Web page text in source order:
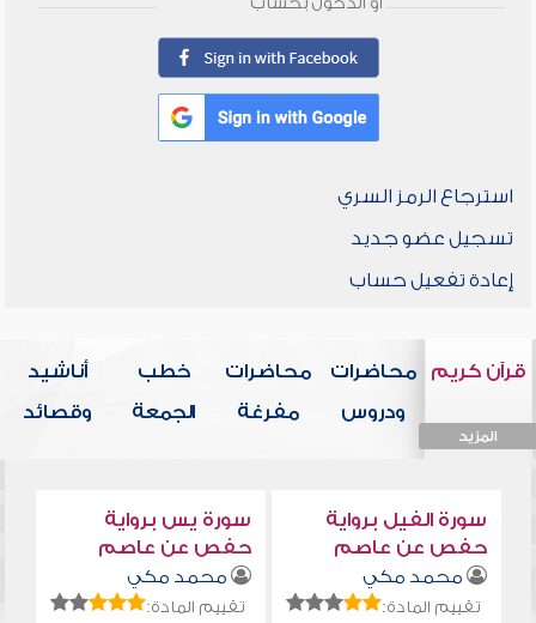
استرجاع الرمز السري
تسجيل عضو جديد
إعادة تفعيل حساب
قرآن كريم
المزيد
محاضرات
ودروس
محاضرات
مفرغة
خطب
الجمعة
أناشيد
وقصائد
سورة الفيل برواية
حفص عن عاصم
محمد مكي
تقييم المادة:
سورة يس برواية
حفص عن عاصم
محمد مكي
تقييم المادة: